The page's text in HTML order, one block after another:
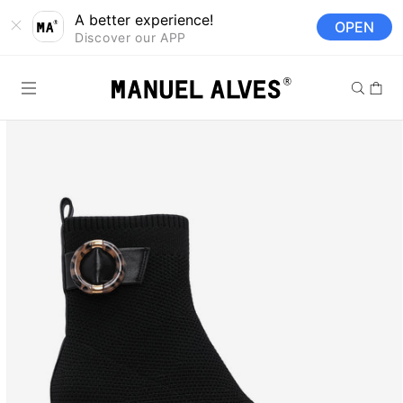
A better experience!
Discover our APP
OPEN
Saltar para o
conteúdo
Saltar para a